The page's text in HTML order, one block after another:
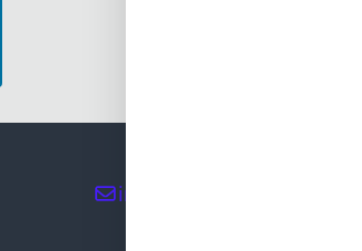
info@ostrovni-elektrarny.cz